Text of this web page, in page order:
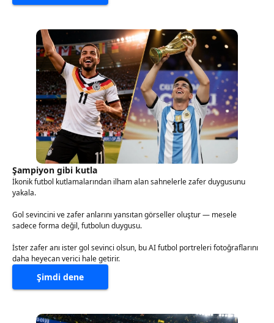
Şampiyon gibi kutla
İkonik futbol kutlamalarından ilham alan sahnelerle zafer duygusunu
yakala.
Gol sevincini ve zafer anlarını yansıtan görseller oluştur — mesele
sadece forma değil, futbolun duygusu.
İster zafer anı ister gol sevinci olsun, bu AI futbol portreleri fotoğraflarını
daha heyecan verici hale getirir.
Şimdi dene